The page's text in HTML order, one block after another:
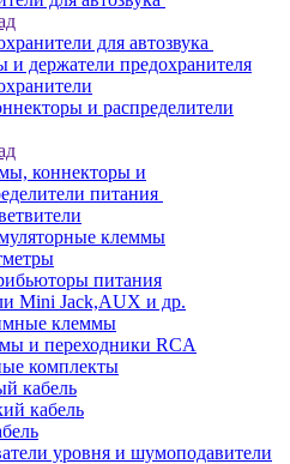
для автозвука
и держатели предохранителя
и распределители
коннекторы и
питания
клеммы
питания
Mini Jack,AUX и др.
клеммы
и переходники RCA
комплекты
кабель
кабель
уровня и шумоподавители